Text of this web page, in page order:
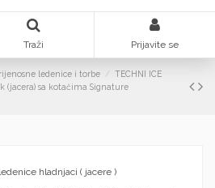
Traži Prijavite se
ledenice i torbe
TECHNI ICE
(jacera) sa kotačima Signature